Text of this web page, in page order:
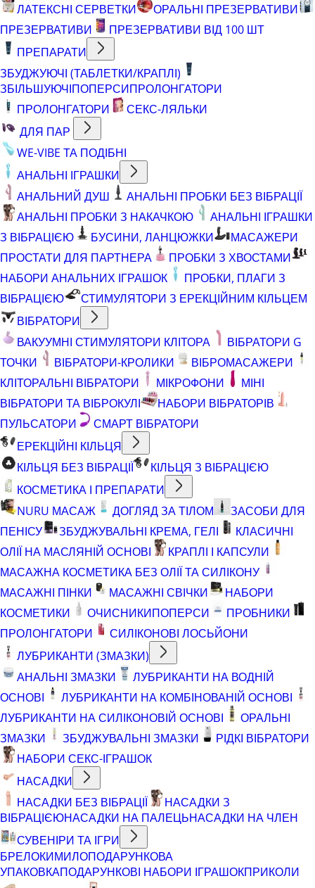
ЛАТЕКСНІ СЕРВЕТКИ
ОРАЛЬНІ ПРЕЗЕРВАТИВИ
ПРЕЗЕРВАТИВИ
ПРЕЗЕРВАТИВИ ВІД 100 ШТ
ПРЕПАРАТИ
ЗБУДЖУЮЧІ (ТАБЛЕТКИ/КРАПЛІ)
ЗБІЛЬШУЮЧІПОПЕРСИПРОЛОНГАТОРИ
ПРОЛОНГАТОРИ
СЕКС-ЛЯЛЬКИ
ДЛЯ ПАР
WE-VIBE ТА ПОДІБНІ
АНАЛЬНІ ІГРАШКИ
АНАЛЬНИЙ ДУШ
АНАЛЬНІ ПРОБКИ БЕЗ ВІБРАЦІЇ
АНАЛЬНІ ПРОБКИ З НАКАЧКОЮ
АНАЛЬНІ ІГРАШКИ
З ВІБРАЦІЄЮ
БУСИНИ, ЛАНЦЮЖКИ
МАСАЖЕРИ
ПРОСТАТИ ДЛЯ ПАРТНЕРА
ПРОБКИ З ХВОСТАМИ
НАБОРИ АНАЛЬНИХ ІГРАШОК
ПРОБКИ, ПЛАГИ З
ВІБРАЦІЄЮ
СТИМУЛЯТОРИ З ЕРЕКЦІЙНИМ КІЛЬЦЕМ
ВІБРАТОРИ
ВАКУУМНІ СТИМУЛЯТОРИ КЛІТОРА
ВІБРАТОРИ G
ТОЧКИ
ВІБРАТОРИ-КРОЛИКИ
ВІБРОМАСАЖЕРИ
КЛІТОРАЛЬНІ ВІБРАТОРИ
МІКРОФОНИ
МІНІ
ВІБРАТОРИ ТА ВІБРОКУЛІ
НАБОРИ ВІБРАТОРІВ
ПУЛЬСАТОРИ
СМАРТ ВІБРАТОРИ
ЕРЕКЦІЙНІ КІЛЬЦЯ
КІЛЬЦЯ БЕЗ ВІБРАЦІЇ
КІЛЬЦЯ З ВІБРАЦІЄЮ
КОСМЕТИКА І ПРЕПАРАТИ
NURU МАСАЖ
ДОГЛЯД ЗА ТІЛОМ
ЗАСОБИ ДЛЯ
ПЕНІСУ
ЗБУДЖУВАЛЬНІ КРЕМА, ГЕЛІ
КЛАСИЧНІ
ОЛІЇ НА МАСЛЯНІЙ ОСНОВІ
КРАПЛІ І КАПСУЛИ
МАСАЖНА КОСМЕТИКА БЕЗ ОЛІЇ ТА СИЛІКОНУ
МАСАЖНІ ПІНКИ
МАСАЖНІ СВІЧКИ
НАБОРИ
КОСМЕТИКИ
ОЧИСНИКИПОПЕРСИ
ПРОБНИКИ
ПРОЛОНГАТОРИ
СИЛІКОНОВІ ЛОСЬЙОНИ
ЛУБРИКАНТИ (ЗМАЗКИ)
АНАЛЬНІ ЗМАЗКИ
ЛУБРИКАНТИ НА ВОДНІЙ
ОСНОВІ
ЛУБРИКАНТИ НА КОМБІНОВАНІЙ ОСНОВІ
ЛУБРИКАНТИ НА СИЛІКОНОВІЙ ОСНОВІ
ОРАЛЬНІ
ЗМАЗКИ
ЗБУДЖУВАЛЬНІ ЗМАЗКИ
РІДКІ ВІБРАТОРИ
НАБОРИ СЕКС-ІГРАШОК
НАСАДКИ
НАСАДКИ БЕЗ ВІБРАЦІЇ
НАСАДКИ З
ВІБРАЦІЄЮНАСАДКИ НА ПАЛЕЦЬНАСАДКИ НА ЧЛЕН
СУВЕНІРИ ТА ІГРИ
БРЕЛОКИМИЛОПОДАРУНКОВА
УПАКОВКАПОДАРУНКОВІ НАБОРИ ІГРАШОКПРИКОЛИ